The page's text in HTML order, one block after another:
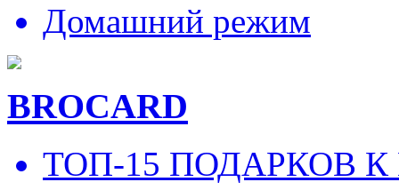
Домашний режим
BROCARD
ТОП-15 ПОДАРКОВ